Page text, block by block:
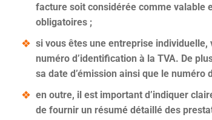
facture soit considérée comme valable
obligatoires ;
si vous êtes une entreprise
numéro d’identification à la TVA. De
sa date d’émission ainsi que le numéro
en outre, il est important d’indiquer
de fournir un résumé détaillé des